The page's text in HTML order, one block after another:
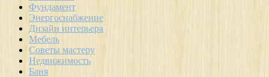
Фундамент
Энергоснабжение
Дизайн интерьера
Мебель
Советы мастеру
Недвижимость
Баня